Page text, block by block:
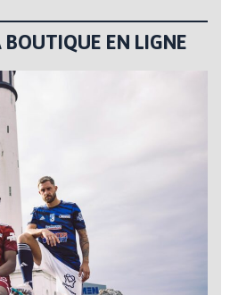
BOUTIQUE EN LIGNE